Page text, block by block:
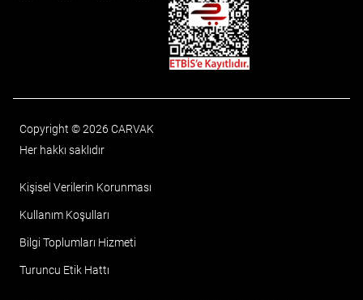
Copyright © 2026 CARVAK
Her hakkı saklıdır
Kişisel Verilerin Korunması
Kullanım Koşulları
Bilgi Toplumları Hizmeti
Turuncu Etik Hattı